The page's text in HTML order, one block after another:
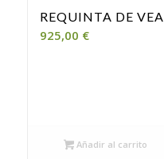
REQUINTA DE VEA
925,00 €
Añadir al carrito